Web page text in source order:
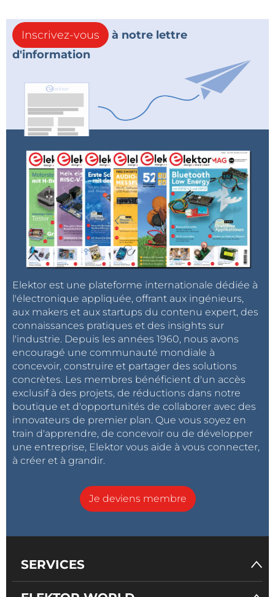
Inscrivez-vous
à notre lettre
d'information
Elektor est une plateforme internationale dédiée à
l'électronique appliquée, offrant aux ingénieurs,
aux makers et aux startups du contenu expert, des
connaissances pratiques et des insights sur
l'industrie. Depuis les années 1960, nous avons
encouragé une communauté mondiale à
concevoir, construire et partager des solutions
concrètes. Les membres bénéficient d'un accès
exclusif à des projets, de réductions dans notre
boutique et d'opportunités de collaborer avec des
innovateurs de premier plan. Que vous soyez en
train d'apprendre, de concevoir ou de développer
une entreprise, Elektor vous aide à vous connecter,
à créer et à grandir.
Je deviens membre
SERVICES